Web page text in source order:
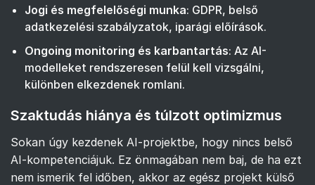
Jogi és megfelelőségi munka: GDPR, belső
adatkezelési szabályzatok, iparági előírások.
Ongoing monitoring és karbantartás: Az AI-
modelleket rendszeresen felül kell vizsgálni,
különben elkezdenek romlani.
Szaktudás hiánya és túlzott optimizmus
Sokan úgy kezdenek AI-projektbe, hogy nincs belső
AI-kompetenciájuk. Ez önmagában nem baj, de ha ezt
nem ismerik fel időben, akkor az egész projekt külső